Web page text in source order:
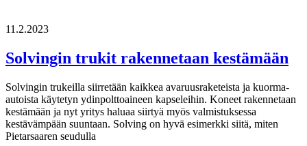
11.2.2023
Solvingin trukit rakennetaan kestämään
Solvingin trukeilla siirretään kaikkea avaruusraketeista ja kuorma-
autoista käytetyn ydinpolttoaineen kapseleihin. Koneet rakennetaan
kestämään ja nyt yritys haluaa siirtyä myös valmistuksessa
kestävämpään suuntaan. Solving on hyvä esimerkki siitä, miten
Pietarsaaren seudulla